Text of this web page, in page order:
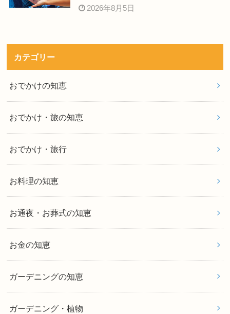
2026年8月5日
カテゴリー
おでかけの知恵
おでかけ・旅の知恵
おでかけ・旅行
お料理の知恵
お通夜・お葬式の知恵
お金の知恵
ガーデニングの知恵
ガーデニング・植物